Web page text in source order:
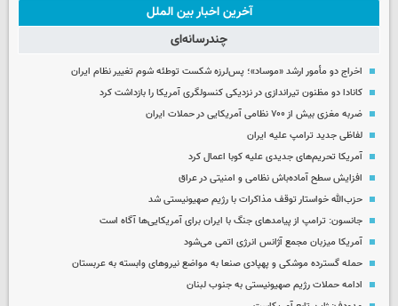
آخرین اخبار بین الملل
چندرسانه‌ای
اخراج دو مأمور ارشد «موساد»؛ پس‌لرزه شکست توطئه شوم تغییر نظام ایران
کانادا دو مظنون تیراندازی در نزدیکی کنسولگری آمریکا را بازداشت کرد
ضربه مغزی بیش از ۷۰۰ نظامی آمریکایی در حملات ایران
لفاظی جدید ترامپ علیه ایران
آمریکا تحریم‌های جدیدی علیه کوبا اعمال کرد
افزایش سطح آماده‌باش نظامی و امنیتی در عراق
حزب‌الله خواستار توقف مذاکرات با رژیم صهیونیستی شد
جانسون: ترامپ از پیامدهای جنگ با ایران برای آمریکایی‌ها آگاه است
آمریکا میزبان مجمع آژانس انرژی اتمی می‌شود
حمله گسترده موشکی و پهپادی صنعا به مواضع نیروهای وابسته به عربستان
ادامه حملات رژیم صهیونیستی به جنوب لبنان